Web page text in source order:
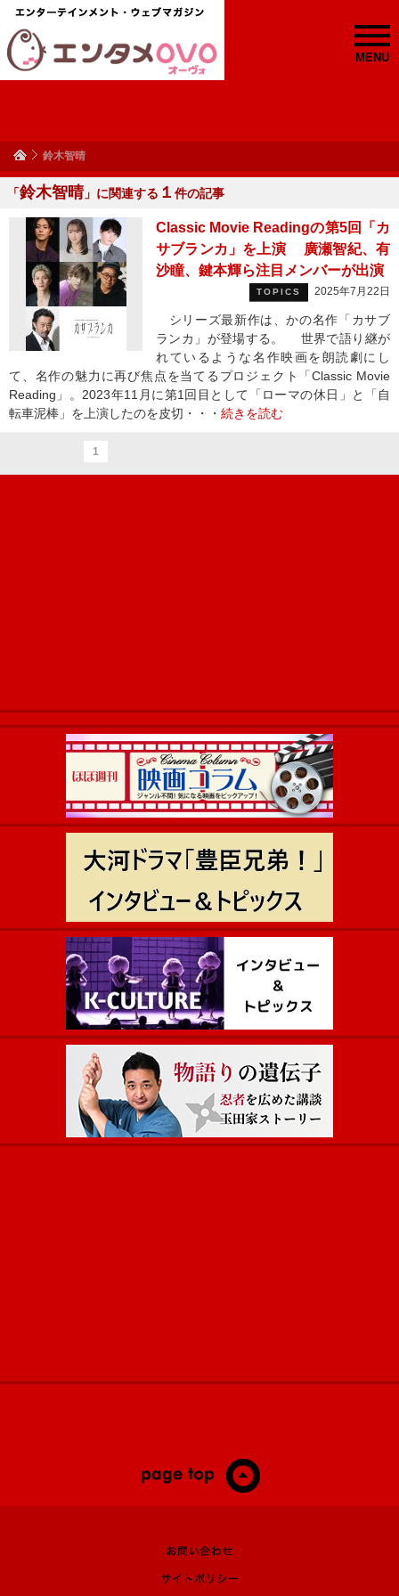
MENU
鈴木智晴
「鈴木智晴」に関連する １ 件の記事
Classic Movie Readingの第5回「カ
サブランカ」を上演 廣瀬智紀、有
沙瞳、鍵本輝ら注目メンバーが出演
TOPICS 2025年7月22日
シリーズ最新作は、かの名作「カサブ
ランカ」が登場する。 世界で語り継が
れているような名作映画を朗読劇にし
て、名作の魅力に再び焦点を当てるプロジェクト「Classic Movie
Reading」。2023年11月に第1回目として「ローマの休日」と「自
転車泥棒」を上演したのを皮切・・・ 続きを読む
1